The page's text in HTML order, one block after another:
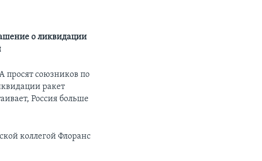
о ликвидации
союзников по
ракет
Россия больше
коллегой Флоранс